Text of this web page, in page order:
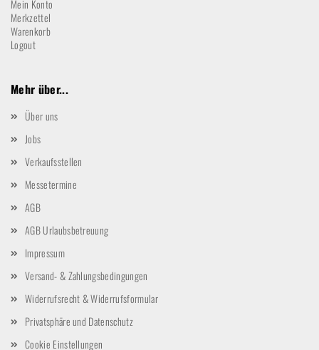
Mein Konto
Merkzettel
Warenkorb
Logout
Mehr über...
Über uns
Jobs
Verkaufsstellen
Messetermine
AGB
AGB Urlaubsbetreuung
Impressum
Versand- & Zahlungsbedingungen
Widerrufsrecht & Widerrufsformular
Privatsphäre und Datenschutz
Cookie Einstellungen